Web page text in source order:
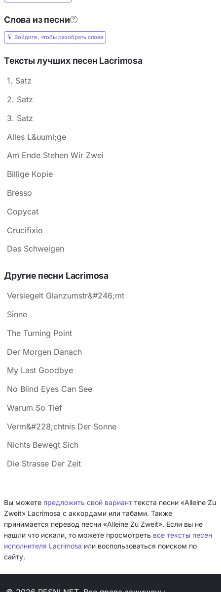
Слова из песни
Войдите, чтобы разобрать слова
Тексты лучших песен Lacrimosa
1. Satz
2. Satz
3. Satz
Alles L&uuml;ge
Am Ende Stehen Wir Zwei
Billige Kopie
Bresso
Copycat
Crucifixio
Das Schweigen
Другие песни Lacrimosa
Versiegelt Glanzumstr&#246;mt
Sinne
The Turning Point
Der Morgen Danach
My Last Goodbye
No Blind Eyes Can See
Warum So Tief
Verm&#228;chtnis Der Sonne
Nichts Bewegt Sich
Die Strasse Der Zeit
Вы можете предложить свой вариант текста песни «Alleine Zu
Zweit» Lacrimosa с аккордами или табами. Также
принимается перевод песни «Alleine Zu Zweit». Если вы не
нашли что искали, то можете просмотреть все тексты песен
исполнителя Lacrimosa или воспользоваться поиском по
сайту.